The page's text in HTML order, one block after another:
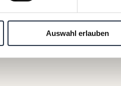
Auswahl erlauben